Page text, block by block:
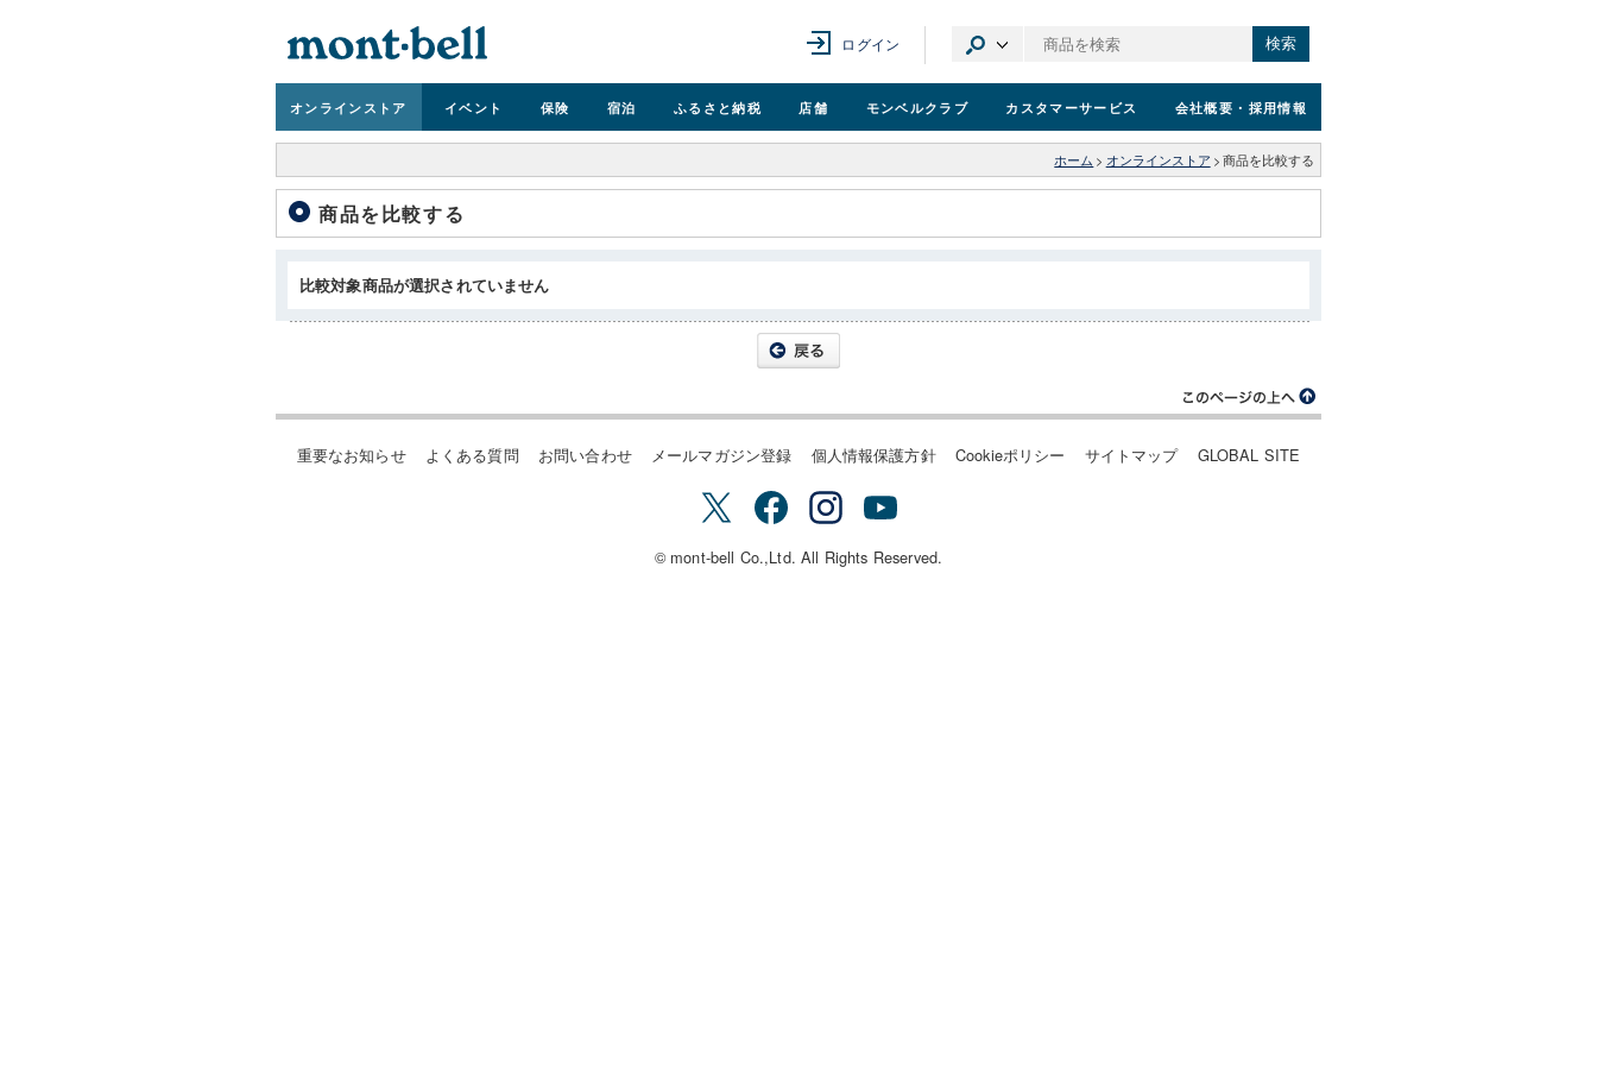
ログイン 検索
オンラインストア イベント 保険 宿泊 ふるさと納税 店舗 モンベルクラブ カスタマーサービス 会社概要 ・採用情報
ホーム > オンラインストア > 商品を比較する
商品を比較する
比較対象商品が選択されていません
重要なお知らせ よくある質問 お問い合わせ メールマガジン登録 個人情報保護方針 Cookieポリシー サイトマップ GLOBAL SITE
© mont-bell Co.,Ltd. All Rights Reserved.